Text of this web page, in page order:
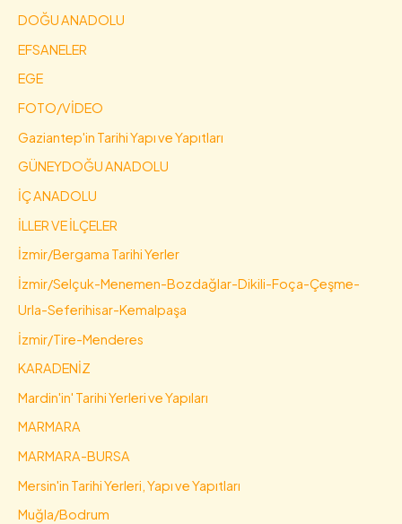
DOĞU ANADOLU
EFSANELER
EGE
FOTO/VİDEO
Gaziantep'in Tarihi Yapı ve Yapıtları
GÜNEYDOĞU ANADOLU
İÇ ANADOLU
İLLER VE İLÇELER
İzmir/Bergama Tarihi Yerler
İzmir/Selçuk-Menemen-Bozdağlar-Dikili-Foça-Çeşme-
Urla-Seferihisar-Kemalpaşa
İzmir/Tire-Menderes
KARADENİZ
Mardin'in' Tarihi Yerleri ve Yapıları
MARMARA
MARMARA-BURSA
Mersin'in Tarihi Yerleri, Yapı ve Yapıtları
Muğla/Bodrum